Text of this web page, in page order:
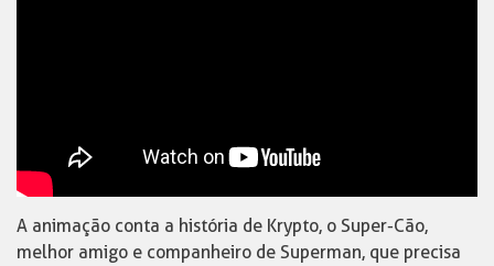
A animação conta a história de Krypto, o Super-Cão,
melhor amigo e companheiro de Superman, que precisa